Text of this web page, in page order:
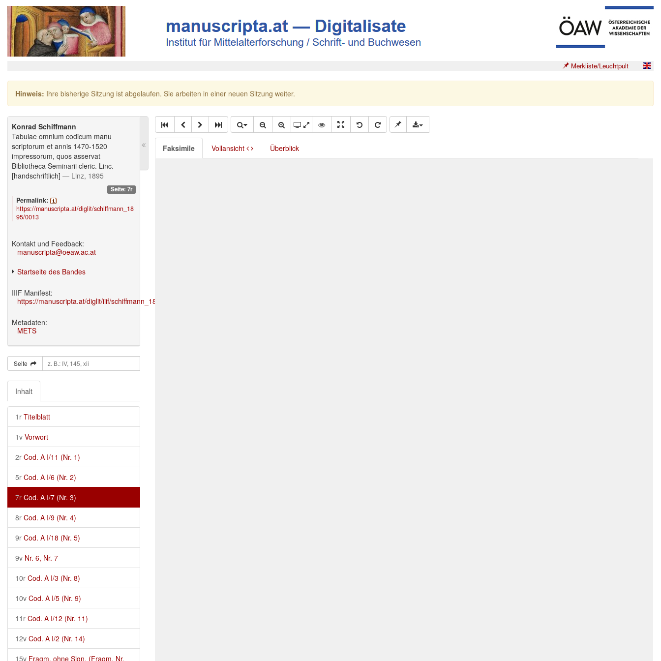
Merkliste/Leuchtpult
Hinweis: Ihre bisherige Sitzung ist abgelaufen. Sie arbeiten in einer neuen Sitzung weiter.
Konrad Schiffmann
Tabulae omnium codicum manu
scriptorum et annis 1470-1520
impressorum, quos asservat
Bibliotheca Seminarii cleric. Linc.
[handschriftlich] — Linz, 1895
Seite: 7r
Permalink:
https://manuscripta.at/diglit/schiffmann_18
95/0013
Kontakt und Feedback:
manuscripta@oeaw.ac.at
Startseite des Bandes
IIIF Manifest:
https://manuscripta.at/diglit/iiif/schiffmann_1895/manifest.json
Metadaten:
METS
Seite
Inhalt
1r Titelblatt
1v Vorwort
2r Cod. A I/11 (Nr. 1)
5r Cod. A I/6 (Nr. 2)
7r Cod. A I/7 (Nr. 3)
8r Cod. A I/9 (Nr. 4)
9r Cod. A I/18 (Nr. 5)
9v Nr. 6, Nr. 7
10r Cod. A I/3 (Nr. 8)
10v Cod. A I/5 (Nr. 9)
11r Cod. A I/12 (Nr. 11)
12v Cod. A I/2 (Nr. 14)
15v Fragm. ohne Sign. (Fragm. Nr.
Faksimile Vollansicht Überblick